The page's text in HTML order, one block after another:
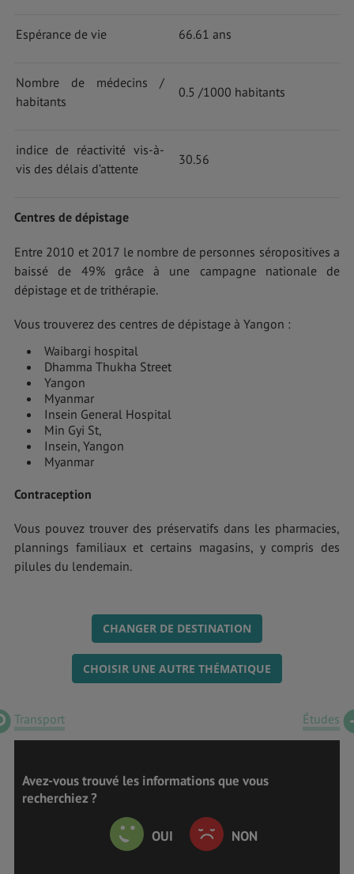
Espérance de vie 66.61 ans
Nombre de médecins /
habitants
0.5 /1000 habitants
indice de réactivité vis-à-
vis des délais d’attente
30.56
Centres de dépistage
Entre 2010 et 2017 le nombre de personnes séropositives a
baissé de 49% grâce à une campagne nationale de
dépistage et de trithérapie.
Vous trouverez des centres de dépistage à Yangon :
Waibargi hospital
Dhamma Thukha Street
Yangon
Myanmar
Insein General Hospital
Min Gyi St,
Insein, Yangon
Myanmar
Contraception
Vous pouvez trouver des préservatifs dans les pharmacies,
plannings familiaux et certains magasins, y compris des
pilules du lendemain.
CHANGER DE DESTINATION
CHOISIR UNE AUTRE THÉMATIQUE
Transport Études
Avez-vous trouvé les informations que vous
recherchiez ?
OUI NON